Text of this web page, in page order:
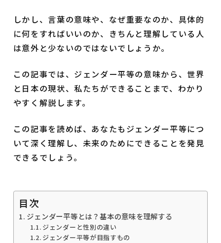
しかし、言葉の意味や、なぜ重要なのか、具体的
に何をすればいいのか、きちんと理解している人
は意外と少ないのではないでしょうか。
この記事では、ジェンダー平等の意味から、世界
と日本の現状、私たちができることまで、わかり
やすく解説します。
この記事を読めば、あなたもジェンダー平等につ
いて深く理解し、未来のためにできることを発見
できるでしょう。
目次
ジェンダー平等とは？基本の意味を理解する
ジェンダーと性別の違い
ジェンダー平等が目指すもの